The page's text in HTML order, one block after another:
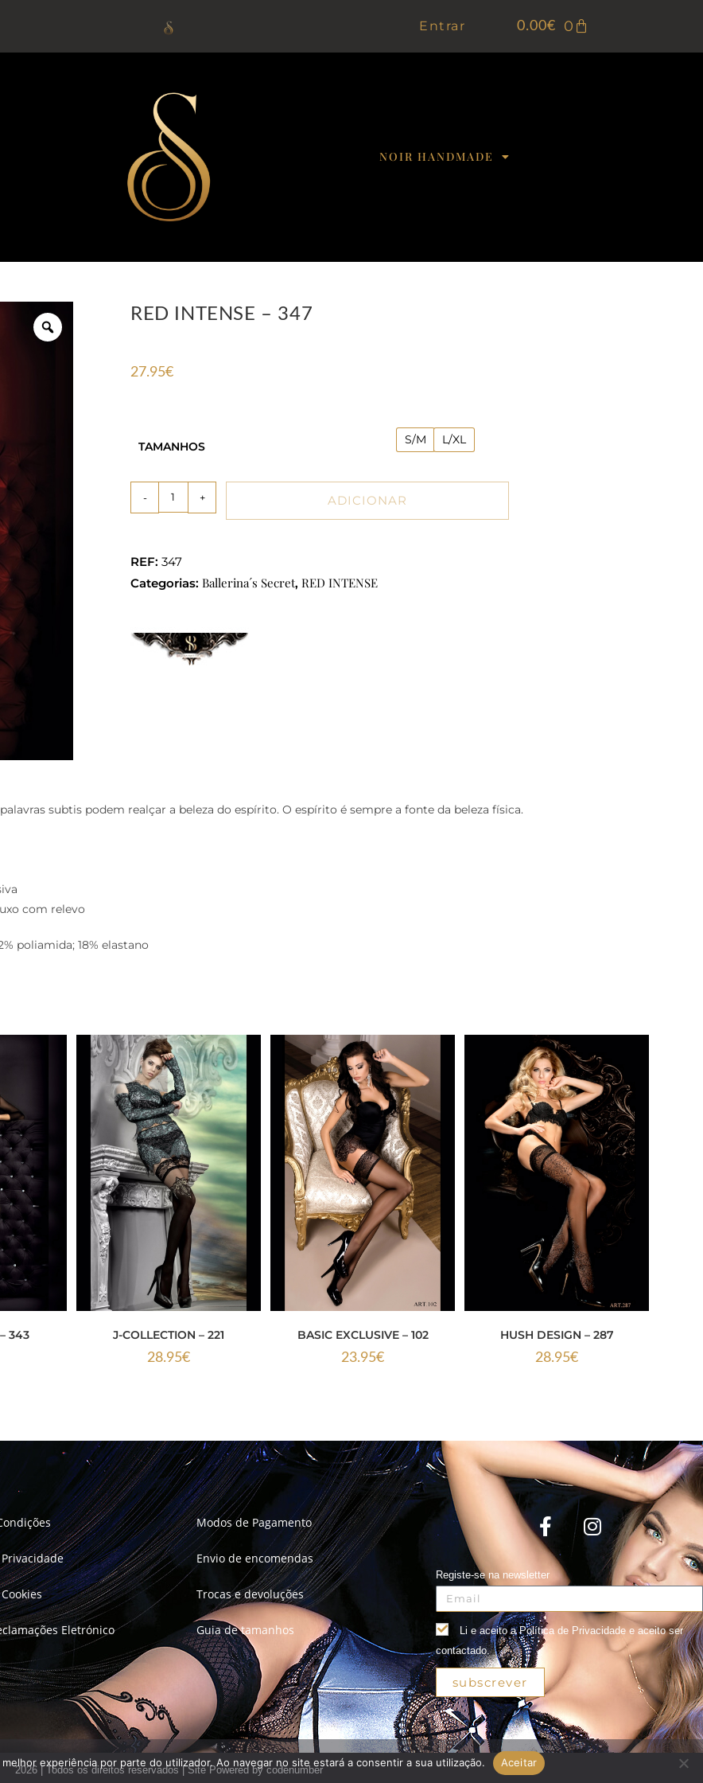
Entrar 0.00€ 0
NOIR HANDMADE
RED INTENSE – 347
27.95€
TAMANHOS S/M L/XL
- + ADICIONAR
REF: 347
Categorias: Ballerina´s Secret, RED INTENSE
subtis podem realçar a beleza do espírito. O espírito é sempre a fonte da beleza física.
com relevo
poliamida; 18% elastano
343
J-COLLECTION – 221
28.95€
BASIC EXCLUSIVE – 102
23.95€
HUSH DESIGN – 287
28.95€
Eletrónico
Modos de Pagamento
Envio de encomendas
Trocas e devoluções
Guia de tamanhos
Registe-se na newsletter
Li e aceito a Política de Privacidade e aceito ser
contactado.
subscrever
2026 | Todos os direitos reservados | Site Powered bycodenumber
experiência por parte do utilizador. Ao navegar no site estará a consentir a sua utilização. Aceitar